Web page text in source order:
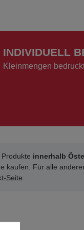
INDIVIDUELL
Kleinmengen
innerhalb
kaufen. Für alle
Seite.